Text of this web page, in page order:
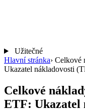
Užitečné
Hlavní stránka› Celkové
Ukazatel nákladovosti
Celkové
ETF: Ukazatel